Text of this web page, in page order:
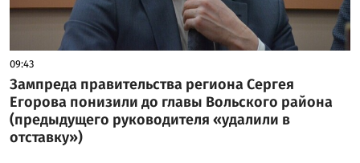
09:43
Зампреда правительства региона Сергея
Егорова понизили до главы Вольского района
(предыдущего руководителя «удалили в
отставку»)